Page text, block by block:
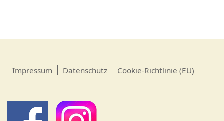
Impressum Datenschutz Cookie-Richtlinie (EU)